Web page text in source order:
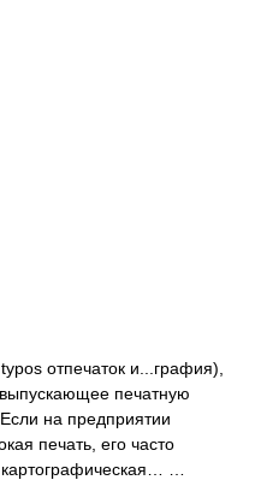
отпечаток и...графия),
печатную
на предприятии
печать, его часто
…